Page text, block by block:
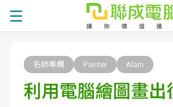
名師專欄 Painter Alam
利用電腦繪圖畫出